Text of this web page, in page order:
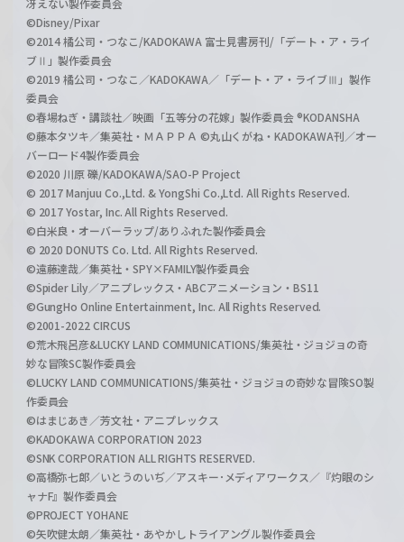
©Disney/Pixar
©2014 橘公司・つなこ/KADOKAWA 富士見書房刊/「デート・ア・ライ
ブⅡ」製作委員会
©2019 橘公司・つなこ／KADOKAWA／「デート・ア・ライブⅢ」製作
委員会
©春場ねぎ・講談社／映画「五等分の花嫁」製作委員会 ®KODANSHA
©藤本タツキ／集英社・ＭＡＰＰＡ ©丸山くがね・KADOKAWA刊／オー
バーロード4製作委員会
©2020 川原 礫/KADOKAWA/SAO-P Project
© 2017 Manjuu Co.,Ltd. & YongShi Co.,Ltd. All Rights Reserved.
© 2017 Yostar, Inc. All Rights Reserved.
©白米良・オーバーラップ/ありふれた製作委員会
© 2020 DONUTS Co. Ltd. All Rights Reserved.
©遠藤達哉／集英社・SPY×FAMILY製作委員会
©Spider Lily／アニプレックス・ABCアニメーション・BS11
©GungHo Online Entertainment, Inc. All Rights Reserved.
©2001-2022 CIRCUS
©荒木飛呂彦&LUCKY LAND COMMUNICATIONS/集英社・ジョジョの奇
妙な冒険SC製作委員会
©LUCKY LAND COMMUNICATIONS/集英社・ジョジョの奇妙な冒険SO製
作委員会
©はまじあき／芳文社・アニプレックス
©KADOKAWA CORPORATION 2023
©SNK CORPORATION ALL RIGHTS RESERVED.
©高橋弥七郎／いとうのいぢ／アスキー･メディアワークス／『灼眼のシ
ャナF』製作委員会
©PROJECT YOHANE
©矢吹健太朗／集英社・あやかしトライアングル製作委員会